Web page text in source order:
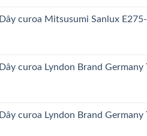
Dây curoa Mitsusumi Sanlux
Dây curoa Lyndon Brand
Dây curoa Lyndon Brand